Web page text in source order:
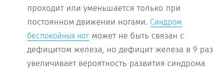
проходит или уменьшается только при
постоянном движении ногами. Синдром
беспокойных ног может не быть связан с
дефицитом железа, но дефицит железа в 9 раз
увеличивает вероятность развития синдрома